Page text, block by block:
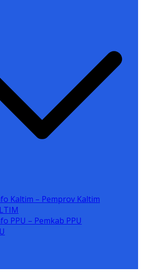
Kaltim – Pemprov Kaltim
PPU – Pemkab PPU